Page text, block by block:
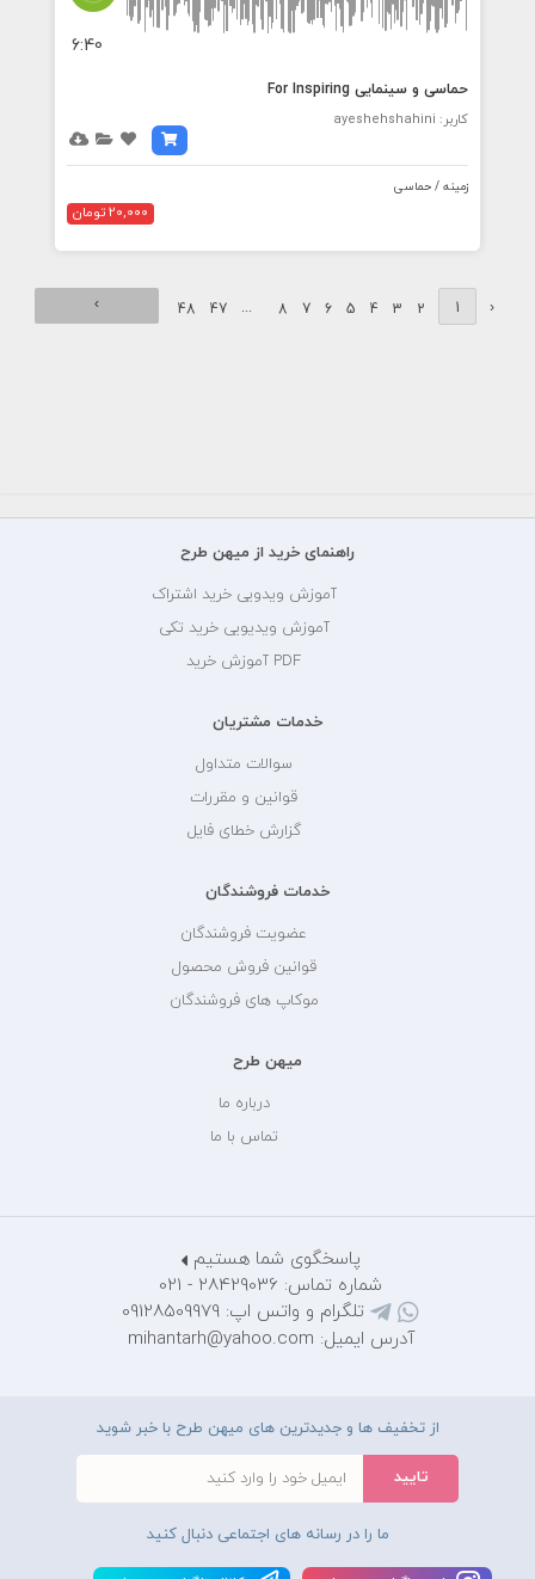
6:40
حماسی و سینمایی For Inspiring
کاربر: ayeshehshahini
زمینه / حماسی
20,000 تومان
‹
1
2
3
4
5
6
7
8
...
47
48
›
راهنمای خرید از میهن طرح
آموزش ویدویی خرید اشتراک
آموزش ویدیویی خرید تکی
PDF آموزش خرید
خدمات مشتریان
سوالات متداول
قوانین و مقررات
گزارش خطای فایل
خدمات فروشندگان
عضویت فروشندگان
قوانین فروش محصول
موکاپ های فروشندگان
میهن طرح
درباره ما
تماس با ما
پاسخگوی شما هستیم
شماره تماس: 28429036 - 021
تلگرام و واتس اپ: 09128509979
آدرس ایمیل: mihantarh@yahoo.com
از تخفیف ها و جدیدترین های میهن طرح با خبر شوید
ما را در رسانه های اجتماعی دنبال کنید